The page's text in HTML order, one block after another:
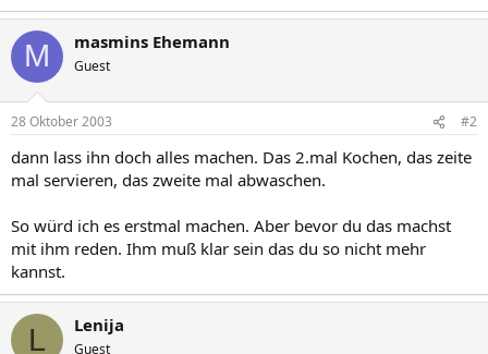
M masmins Ehemann
Guest
28 Oktober 2003 #2
dann lass ihn doch alles machen. Das 2.mal Kochen, das zeite
mal servieren, das zweite mal abwaschen.
So würd ich es erstmal machen. Aber bevor du das machst
mit ihm reden. Ihm muß klar sein das du so nicht mehr
kannst.
L Lenija
Guest